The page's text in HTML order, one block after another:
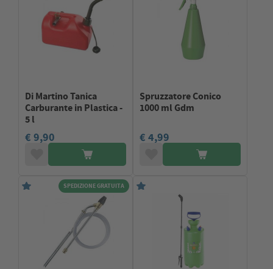
Di Martino Tanica
Carburante in Plastica -
5 l
€ 9,90
Spruzzatore Conico
1000 ml Gdm
€ 4,99
SPEDIZIONE GRATUITA